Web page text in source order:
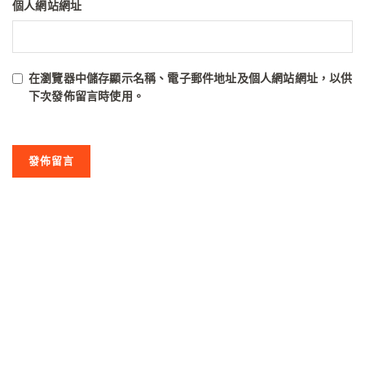
個人網站網址
在瀏覽器中儲存顯示名稱、電子郵件地址及個人網站網址，以供
下次發佈留言時使用。